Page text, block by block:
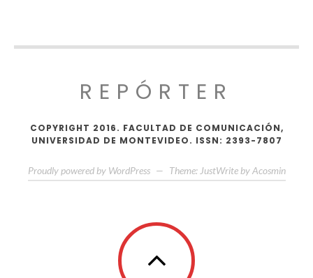
REPÓRTER
COPYRIGHT 2016. FACULTAD DE COMUNICACIÓN,
UNIVERSIDAD DE MONTEVIDEO. ISSN: 2393-7807
Proudly powered by WordPress — Theme: JustWrite by Acosmin